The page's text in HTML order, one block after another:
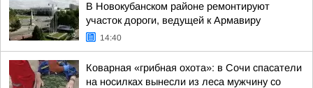
В Новокубанском районе ремонтируют
участок дороги, ведущей к Армавиру
14:40
Коварная «грибная охота»: в Сочи спасатели
на носилках вынесли из леса мужчину со